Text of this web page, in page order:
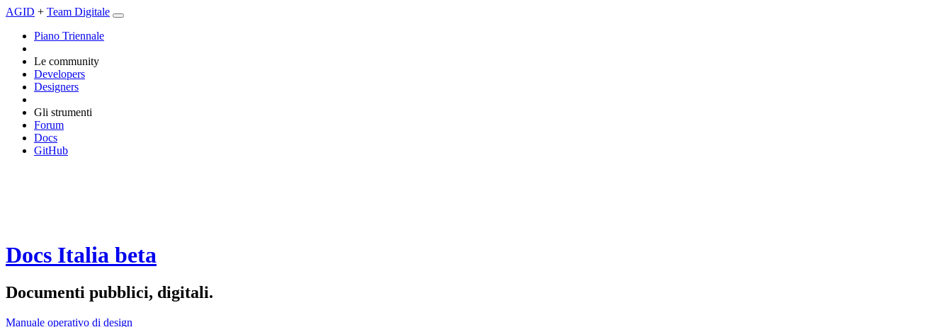
AGID + Team Digitale
Piano Triennale
Le community
Developers
Designers
Gli strumenti
Forum
Docs
GitHub
Docs Italia beta
Documenti pubblici, digitali.
Manuale operativo di design